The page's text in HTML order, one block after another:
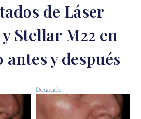
de Láser
Stellar M22 en
y después